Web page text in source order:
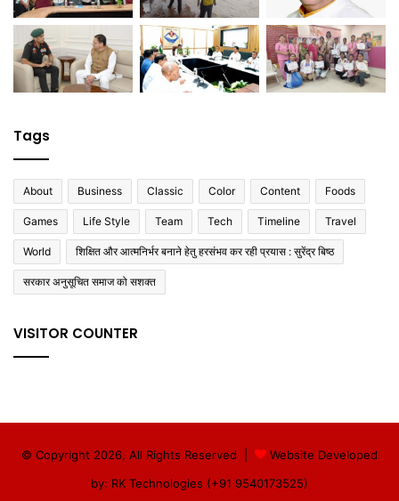
Tags
About Business Classic Color Content Foods
Games Life Style Team Tech Timeline Travel
World शिक्षित और आत्मनिर्भर बनाने हेतु हरसंभव कर रही प्रयास : सुरेंद्र बिष्ठ
सरकार अनुसूचित समाज को सशक्त
VISITOR COUNTER
© Copyright 2026, All Rights Reserved |
Website Developed
by: RK Technologies (+91 9540173525)